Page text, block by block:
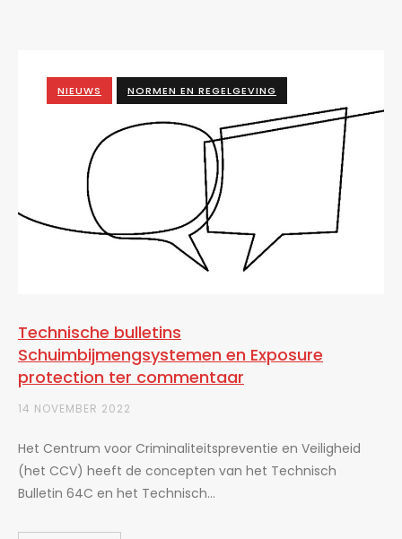
NIEUWS NORMEN EN REGELGEVING
Technische bulletins
Schuimbijmengsystemen en Exposure
protection ter commentaar
14 NOVEMBER 2022
Het Centrum voor Criminaliteitspreventie en Veiligheid
(het CCV) heeft de concepten van het Technisch
Bulletin 64C en het Technisch...